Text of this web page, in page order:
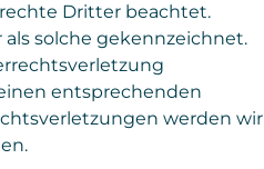
Dritter beachtet.
solche gekennzeichnet.
entsprechenden
werden wir